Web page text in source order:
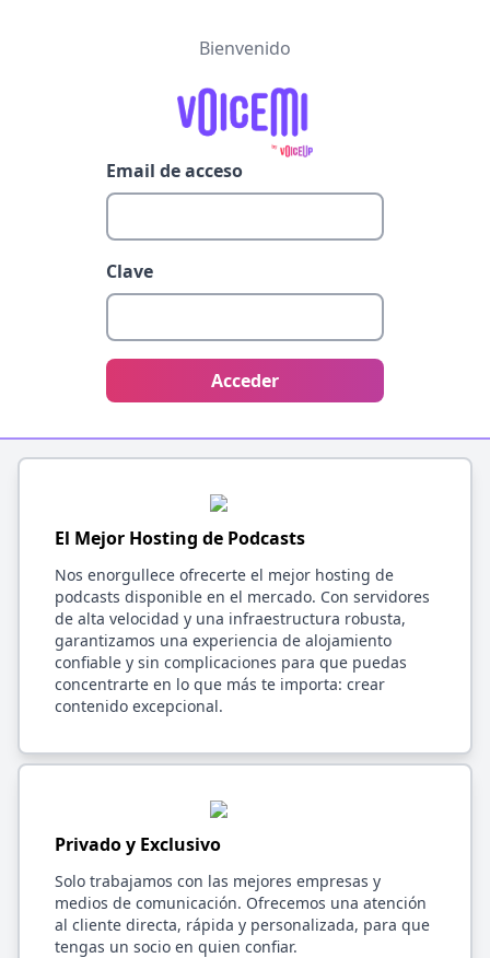
Bienvenido
Email de acceso
Clave
Acceder
El Mejor Hosting de Podcasts
Nos enorgullece ofrecerte el mejor hosting de
podcasts disponible en el mercado. Con servidores
de alta velocidad y una infraestructura robusta,
garantizamos una experiencia de alojamiento
confiable y sin complicaciones para que puedas
concentrarte en lo que más te importa: crear
contenido excepcional.
Privado y Exclusivo
Solo trabajamos con las mejores empresas y
medios de comunicación. Ofrecemos una atención
al cliente directa, rápida y personalizada, para que
tengas un socio en quien confiar.